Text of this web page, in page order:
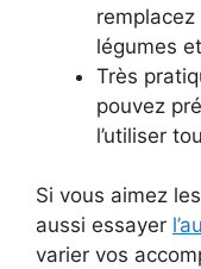
légumes
Très
pouvez
l’utiliser
Si vous aimez
aussi essayer
varier vos